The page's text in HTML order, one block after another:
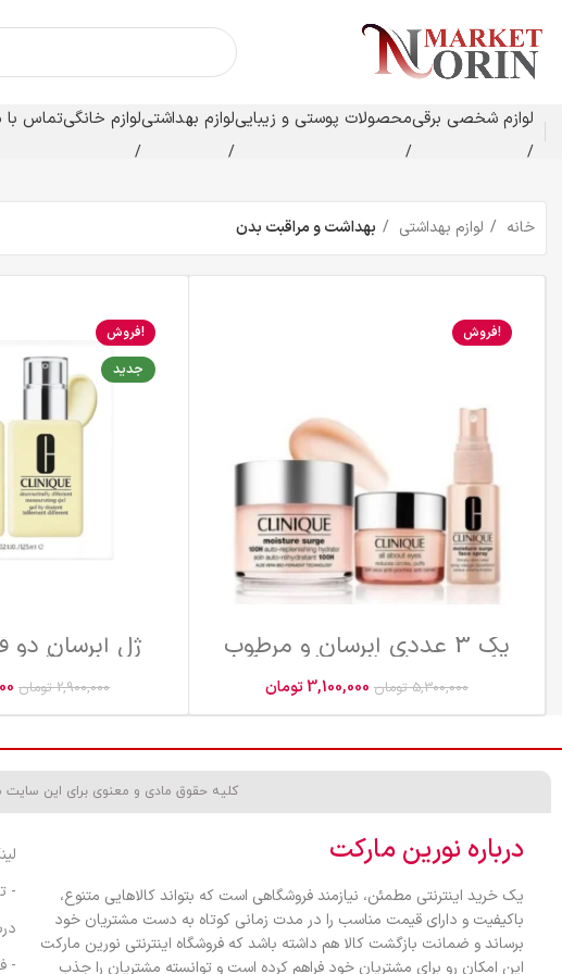
لوازم شخصی برقیمحصولات پوستی و زیباییلوازم بهداشتیلوازم خانگیتماس با
خانه لوازم بهداشتی بهداشت و مراقبت بدن
فروش!
پک 3 عددی آبرسان و مرطوب
کننده 100 ساعته کل…ینیک
(اورجیینال)5,300,000 تومان 3,100,000تومان
فروش!
جدید
ژل آبرسان دو
2,900,000 تومان
کلیه حقوق مادی و معنوی برای این سایت
درباره نورین مارکت
یک خرید اینترنتی مطمئن، نیازمند فروشگاهی است که بتواند کالاهایی متنوع،
باکیفیت و دارای قیمت مناسب را در مدت زمانی کوتاه به دست مشتریان خود
برساند و ضمانت بازگشت کالا هم داشته باشد که فروشگاه اینترنتی نورین مارکت
این امکان رو برای مشتریان خود فراهم کرده است و توانسته مشتریان را جذب
-
-